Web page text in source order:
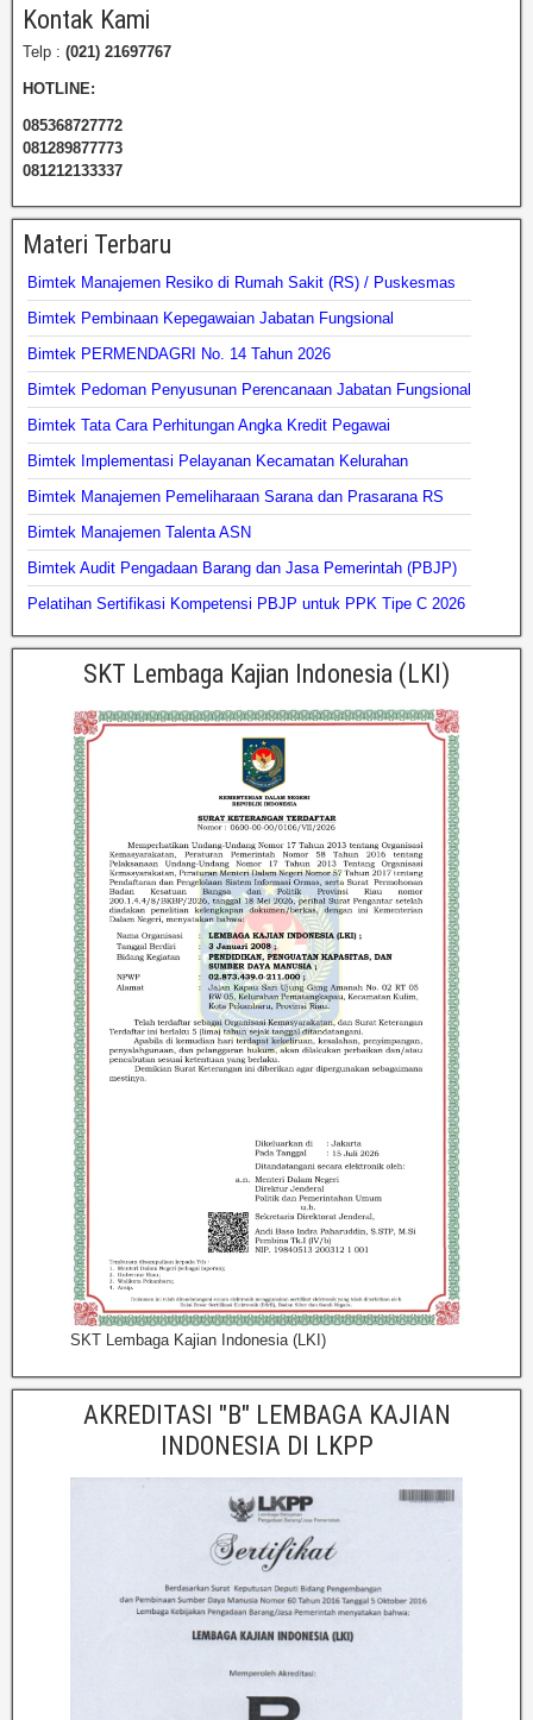
Kontak Kami
Telp : (021) 21697767
HOTLINE:
085368727772
081289877773
081212133337
Materi Terbaru
Bimtek Manajemen Resiko di Rumah Sakit (RS) / Puskesmas
Bimtek Pembinaan Kepegawaian Jabatan Fungsional
Bimtek PERMENDAGRI No. 14 Tahun 2026
Bimtek Pedoman Penyusunan Perencanaan Jabatan Fungsional
Bimtek Tata Cara Perhitungan Angka Kredit Pegawai
Bimtek Implementasi Pelayanan Kecamatan Kelurahan
Bimtek Manajemen Pemeliharaan Sarana dan Prasarana RS
Bimtek Manajemen Talenta ASN
Bimtek Audit Pengadaan Barang dan Jasa Pemerintah (PBJP)
Pelatihan Sertifikasi Kompetensi PBJP untuk PPK Tipe C 2026
SKT Lembaga Kajian Indonesia (LKI)
SKT Lembaga Kajian Indonesia (LKI)
AKREDITASI "B" LEMBAGA KAJIAN
INDONESIA DI LKPP